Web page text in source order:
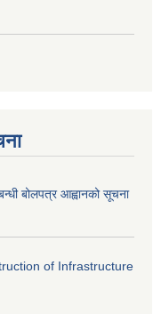
बोलपत्र आह्वानको सूचना
of Infrastructure